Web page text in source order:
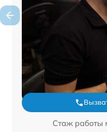
Константин
Стаж работы